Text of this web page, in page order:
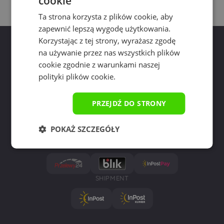
SHIPMENT
kontakt@yourpad.pl
call
+58 55 43 530
724 990 904
Ta strona korzysta z plików cookie, aby
zapewnić lepszą wygodę użytkowania.
Korzystając z tej strony, wyrażasz zgodę
na używanie przez nas wszystkich plików
cookie zgodnie z warunkami naszej
polityki plików cookie.
PRZEJDŹ DO STRONY
POKAŻ SZCZEGÓŁY